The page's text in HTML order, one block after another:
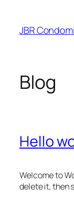
JBR
Blog
Hello
Welcome to
delete it, then